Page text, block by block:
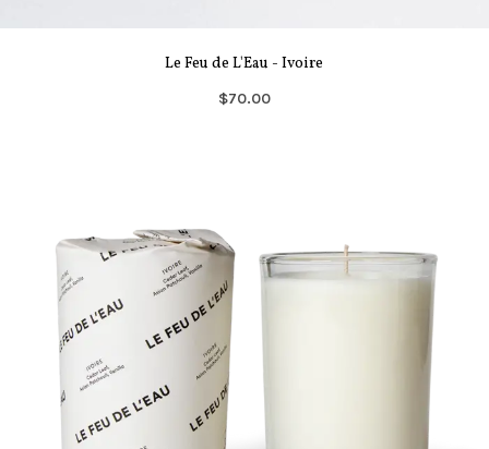
Le Feu de L'Eau - Ivoire
$70.00